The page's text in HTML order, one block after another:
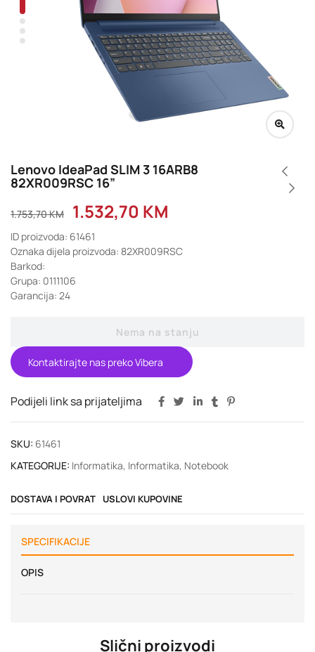
Lenovo IdeaPad SLIM 3 16ARB8
82XR009RSC 16”
1.753,70KM 1.532,70 KM
ID proizvoda: 61461
Oznaka dijela proizvoda: 82XR009RSC
Barkod:
Grupa: 0111106
Garancija: 24
Nema na stanju
Kontaktirajte nas preko Vibera
Podijeli link sa prijateljima
SKU: 61461
KATEGORIJE: Informatika, Informatika, Notebook
DOSTAVA I POVRAT USLOVI KUPOVINE
SPECIFIKACIJE
OPIS
Slični proizvodi